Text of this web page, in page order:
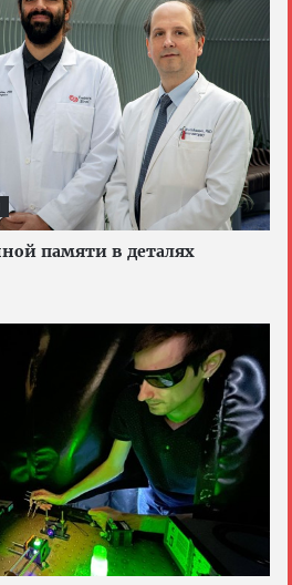
памяти в деталях